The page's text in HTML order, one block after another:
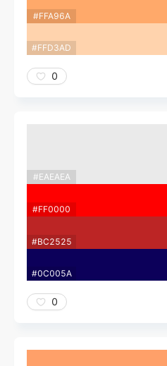
#FFA96A
#FFD3AD
0
#EAEAEA
#FF0000
#BC2525
#0C005A
0